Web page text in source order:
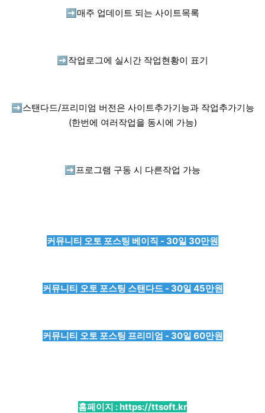
➡️ 매주 업데이트 되는 사이트목록
➡️ 작업로그에 실시간 작업현황이 표기
➡️ 스탠다드/프리미엄 버전은 사이트추가기능과 작업추가기능
(한번에 여러작업을 동시에 가능)
➡️ 프로그램 구동 시 다른작업 가능
커뮤니티 오토 포스팅 베이직 - 30일 30만원
커뮤니티 오토 포스팅 스탠다드 - 30일 45만원
커뮤니티 오토 포스팅 프리미엄 - 30일 60만원
홈페이지 :https://ttsoft.kr